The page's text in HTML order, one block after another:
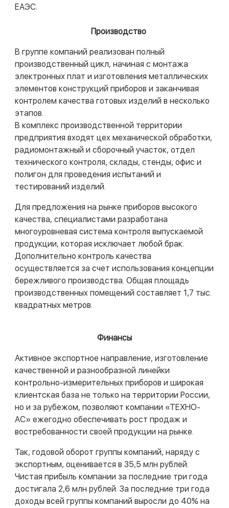
ЕАЭС.
Производство
В группе компаний реализован полный
производственный цикл, начиная с монтажа
электронных плат и изготовления металлических
элементов конструкций приборов и заканчивая
контролем качества готовых изделий в несколько
этапов.
В комплекс производственной территории
предприятия входят цех механической обработки,
радиомонтажный и сборочный участок, отдел
технического контроля, склады, стенды, офис и
полигон для проведения испытаний и
тестирований изделий.
Для предложения на рынке приборов высокого
качества, специалистами разработана
многоуровневая система контроля выпускаемой
продукции, которая исключает любой брак.
Дополнительно контроль качества
осуществляется за счет использования концепции
бережливого производства. Общая площадь
производственных помещений составляет 1,7 тыс.
квадратных метров.
Финансы
Активное экспортное направление, изготовление
качественной и разнообразной линейки
контрольно-измерительных приборов и широкая
клиентская база не только на территории России,
но и за рубежом, позволяют компании «ТЕХНО-
АС» ежегодно обеспечивать рост продаж и
востребованности своей продукции на рынке.
Так, годовой оборот группы компаний, наряду с
экспортным, оценивается в 35,5 млн рублей.
Чистая прибыль компании за последние три года
достигала 2,6 млн рублей. За последние три года
доходы всей группы компаний выросли до 40% на